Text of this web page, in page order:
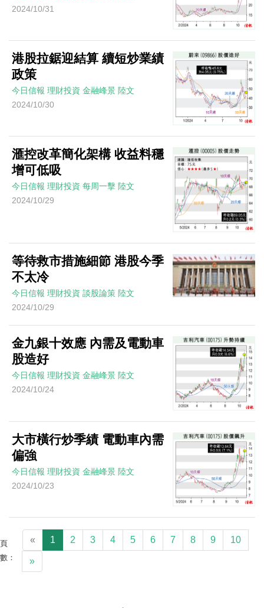
2024/10/31
港股拉鋸迎結算 續短炒業績
政策
今日信報 理財投資 金融峰景 陸文
2024/10/30
滙控改革簡化架構 收益料穩
增可低吸
今日信報 理財投資 每周一擊 陸文
2024/10/29
等待救市措施細節 港股今季
不太冷
今日信報 理財投資 談股論策 陸文
2024/10/29
金九銀十效應 內需及電動車
股造好
今日信報 理財投資 金融峰景 陸文
2024/10/24
大市橫行炒季績 電動車內需
偏強
今日信報 理財投資 金融峰景 陸文
2024/10/23
頁
數：
« 1 2 3 4 5 6 7 8 9 10
»